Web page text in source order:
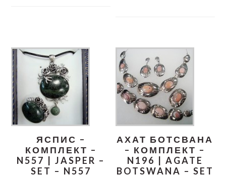
ЯСПИС –
КОМПЛЕКТ –
N557 | JASPER –
SET – N557
АХАТ БОТСВАНА
– КОМПЛЕКТ –
N196 | AGATE
BOTSWANA – SET